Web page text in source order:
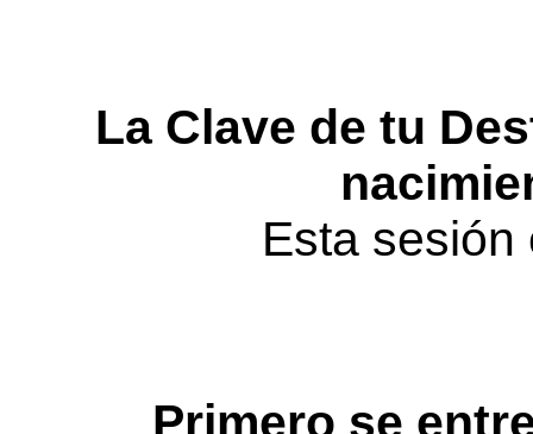
La Clave de tu
Esta
Primero se